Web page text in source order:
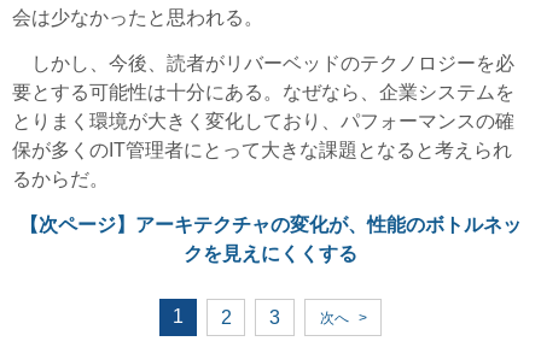
会は少なかったと思われる。
しかし、今後、読者がリバーベッドのテクノロジーを必
要とする可能性は十分にある。なぜなら、企業システムを
とりまく環境が大きく変化しており、パフォーマンスの確
保が多くのIT管理者にとって大きな課題となると考えられ
るからだ。
【次ページ】 アーキテクチャの変化が、性能のボトルネッ
クを見えにくくする
1 2 3 次へ >